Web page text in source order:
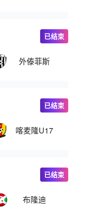
外傣菲斯
已结束
喀麦隆U17
已结束
布隆迪
已结束